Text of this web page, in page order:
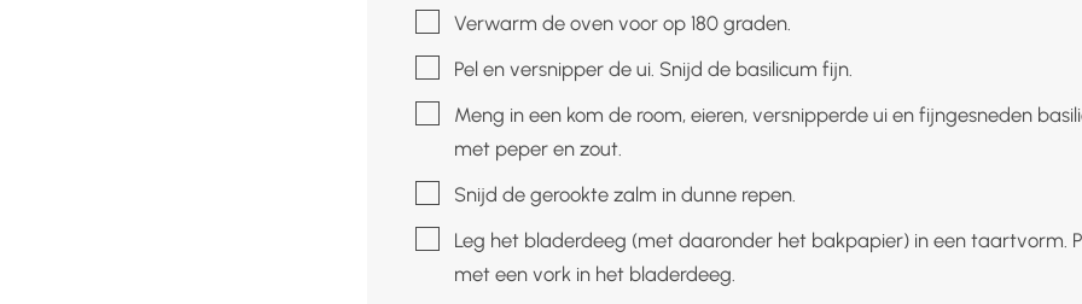
▢Verwarm de oven voor op 180 graden.
▢Pel en versnipper de ui. Snijd de basilicum fijn.
▢Meng in een kom de room, eieren, versnipperde ui en fijngesneden
met peper en zout.
▢Snijd de gerookte zalm in dunne repen.
▢Leg het bladerdeeg (met daaronder het bakpapier) in een taartvorm.
met een vork in het bladerdeeg.